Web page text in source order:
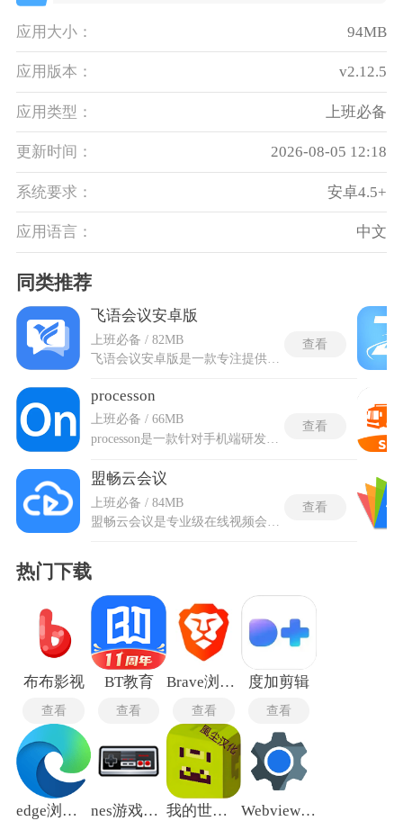
应用大小： 94MB
应用版本： v2.12.5
应用类型： 上班必备
更新时间： 2026-08-05 12:18
系统要求： 安卓4.5+
应用语言： 中文
同类推荐
飞语会议安卓版
上班必备 / 82MB
查看
processon
上班必备 / 66MB
查看
盟畅云会议
上班必备 / 84MB
查看
热门下载
布布影视
查看
BT教育
查看
Brave浏览器
查看
度加剪辑
查看
edge浏览器手机版 nes游戏中心 我的世界皮肤编辑器手机版 Webview最新版